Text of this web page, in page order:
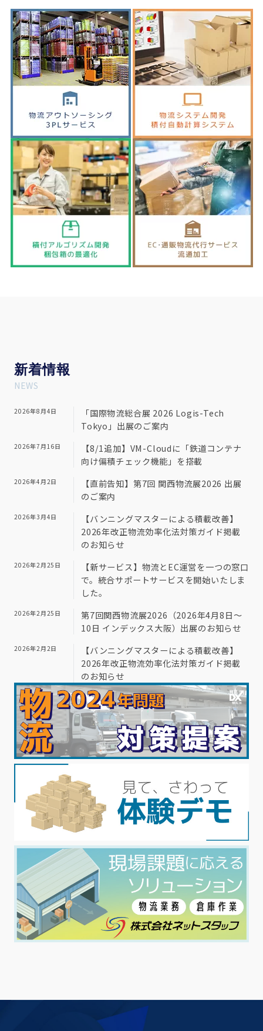
新着情報
NEWS
2026年8月4日
「国際物流総合展 2026 Logis-Tech
Tokyo」出展のご案内
2026年7月16日
【8/1追加】VM-Cloudに「鉄道コンテナ
向け偏積チェック機能」を搭載
2026年4月2日
【直前告知】第7回 関西物流展2026 出展
のご案内
2026年3月4日
【バンニングマスターによる積載改善】
2026年改正物流効率化法対策ガイド掲載
のお知らせ
2026年2月25日
【新サービス】物流とEC運営を一つの窓口
で。統合サポートサービスを開始いたしま
した。
2026年2月25日
第7回関西物流展2026（2026年4月8日～
10日 インデックス大阪）出展のお知らせ
2026年2月2日
【バンニングマスターによる積載改善】
2026年改正物流効率化法対策ガイド掲載
のお知らせ